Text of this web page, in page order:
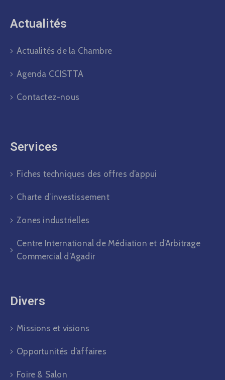
Actualités​
Actualités de la Chambre
Agenda CCISTTA
Contactez-nous
Services
Fiches techniques des offres d’appui
Charte d’investissement
Zones industrielles
Centre International de Médiation et d’Arbitrage
Commercial d’Agadir
Divers​
Missions et visions
Opportunités d’affaires
Foire & Salon